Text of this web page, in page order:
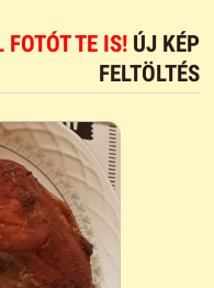
FOTÓT TE IS! ÚJ KÉP
FELTÖLTÉS